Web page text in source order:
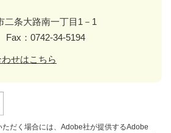
二条大路南一丁目1－1
Fax：0742-34-5194
せはこちら
ただく場合には、Adobe社が提供するAdobe